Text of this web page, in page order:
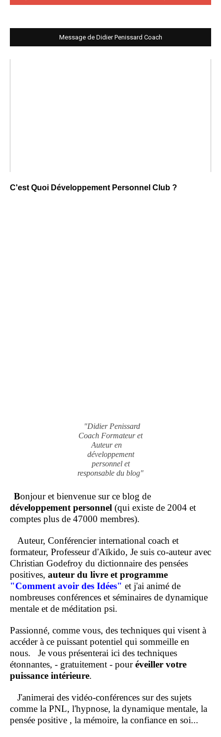
Message de Didier Penissard Coach
C'est Quoi Développement Personnel Club ?
"Didier Penissard
Coach Formateur et
Auteur en
développement
personnel et
responsable du blog"
Bonjour et bienvenue sur ce blog de
développement personnel (qui existe de 2004 et
comptes plus de 47000 membres).
Auteur, Conférencier international coach et
formateur, Professeur d'Aïkido, Je suis co-auteur avec
Christian Godefroy du dictionnaire des pensées
positives, auteur du livre et programme
"Comment avoir des Idées" et j'ai animé de
nombreuses conférences et séminaires de dynamique
mentale et de méditation psi.
Passionné, comme vous, des techniques qui visent à
accéder à ce puissant potentiel qui sommeille en
nous. Je vous présenterai ici des techniques
étonnantes, - gratuitement - pouréveiller votre
puissance intérieure.
J'animerai des vidéo-conférences sur des sujets
comme la PNL, l'hypnose, la dynamique mentale, la
pensée positive , la mémoire, la confiance en soi...